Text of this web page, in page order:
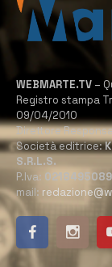
WEBMARTE.TV –
Registro stampa
09/04/2010
Direttore
Società editrice:
S.R.L.S.
P.Iva:
mail: